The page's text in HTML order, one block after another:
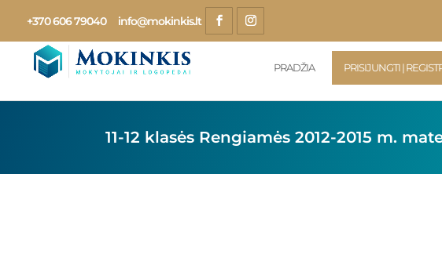
+370 606 79040 info@mokinkis.lt
PRADŽIA PRISIJUNGTI |
11-12 klasės Rengiamės 2012-2015 m.